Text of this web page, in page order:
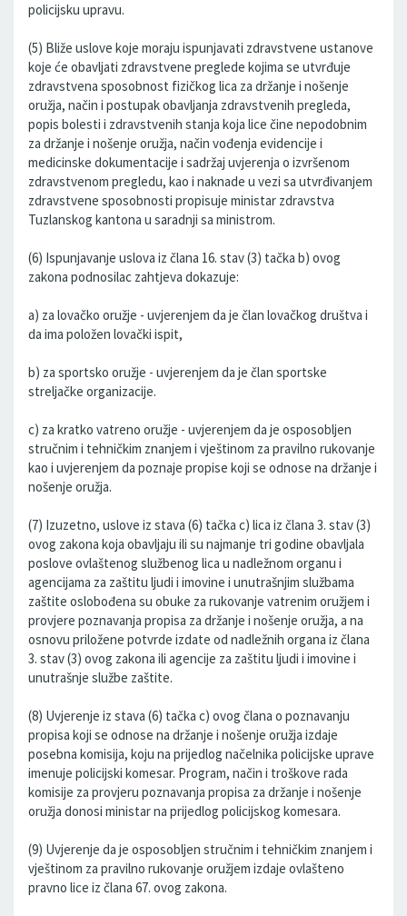
policijsku upravu.
(5) Bliže uslove koje moraju ispunjavati zdravstvene ustanove
koje će obavljati zdravstvene preglede kojima se utvrđuje
zdravstvena sposobnost fizičkog lica za držanje i nošenje
oružja, način i postupak obavljanja zdravstvenih pregleda,
popis bolesti i zdravstvenih stanja koja lice čine nepodobnim
za držanje i nošenje oružja, način vođenja evidencije i
medicinske dokumentacije i sadržaj uvjerenja o izvršenom
zdravstvenom pregledu, kao i naknade u vezi sa utvrđivanjem
zdravstvene sposobnosti propisuje ministar zdravstva
Tuzlanskog kantona u saradnji sa ministrom.
(6) Ispunjavanje uslova iz člana 16. stav (3) tačka b) ovog
zakona podnosilac zahtjeva dokazuje:
a) za lovačko oružje - uvjerenjem da je član lovačkog društva i
da ima položen lovački ispit,
b) za sportsko oružje - uvjerenjem da je član sportske
streljačke organizacije.
c) za kratko vatreno oružje - uvjerenjem da je osposobljen
stručnim i tehničkim znanjem i vještinom za pravilno rukovanje
kao i uvjerenjem da poznaje propise koji se odnose na držanje i
nošenje oružja.
(7) Izuzetno, uslove iz stava (6) tačka c) lica iz člana 3. stav (3)
ovog zakona koja obavljaju ili su najmanje tri godine obavljala
poslove ovlaštenog službenog lica u nadležnom organu i
agencijama za zaštitu ljudi i imovine i unutrašnjim službama
zaštite oslobođena su obuke za rukovanje vatrenim oružjem i
provjere poznavanja propisa za držanje i nošenje oružja, a na
osnovu priložene potvrde izdate od nadležnih organa iz člana
3. stav (3) ovog zakona ili agencije za zaštitu ljudi i imovine i
unutrašnje službe zaštite.
(8) Uvjerenje iz stava (6) tačka c) ovog člana o poznavanju
propisa koji se odnose na držanje i nošenje oružja izdaje
posebna komisija, koju na prijedlog načelnika policijske uprave
imenuje policijski komesar. Program, način i troškove rada
komisije za provjeru poznavanja propisa za držanje i nošenje
oružja donosi ministar na prijedlog policijskog komesara.
(9) Uvjerenje da je osposobljen stručnim i tehničkim znanjem i
vještinom za pravilno rukovanje oružjem izdaje ovlašteno
pravno lice iz člana 67. ovog zakona.